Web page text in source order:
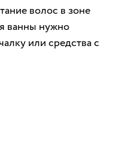
волос в зоне
ванны нужно
или средства с